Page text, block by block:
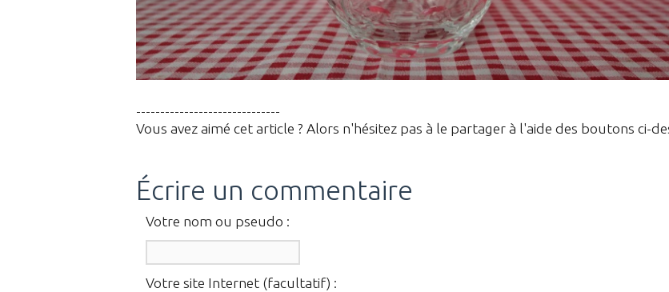
------------------------------
Vous avez aimé cet article ? Alors n'hésitez pas à le partager à l'aide des boutons ci-
Écrire un commentaire
Votre nom ou pseudo :
Votre site Internet (facultatif) :